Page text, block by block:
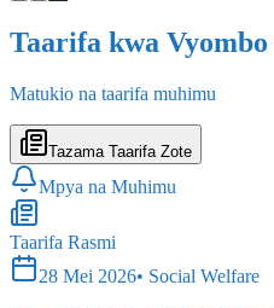
Taarifa kwa Vyombo
Matukio na taarifa muhimu
Tazama Taarifa Zote
Mpya na Muhimu
Taarifa Rasmi
28 Mei 2026• Social Welfare